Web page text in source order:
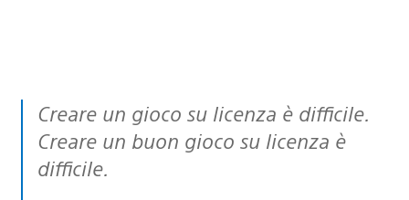
Creare un gioco su licenza è difficile.
Creare un buon gioco su licenza è
difficile.